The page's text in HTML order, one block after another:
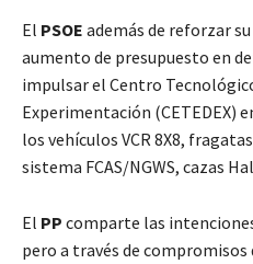
El PSOE además de reforzar
aumento de presupuesto en
impulsar el Centro
Experimentación (CETEDEX)
los vehículos VCR 8X8,
sistema FCAS/NGWS, cazas
El PP comparte las
pero a través de